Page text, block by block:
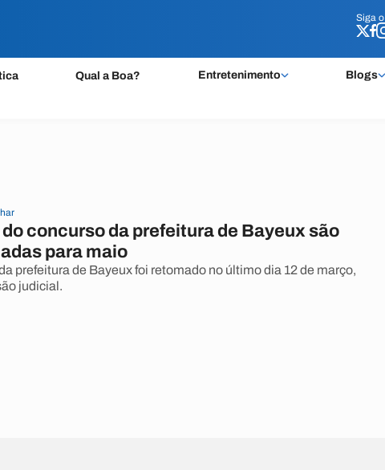
Siga o
Qual a Boa? Entretenimento Blogs
Siga o
concurso da prefeitura de Bayeux são
para maio
prefeitura de Bayeux foi retomado no último dia 12 de março,
judicial.